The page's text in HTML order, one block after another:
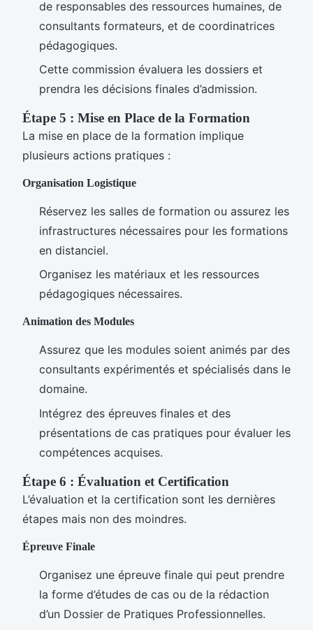
de responsables des ressources humaines, de
consultants formateurs, et de coordinatrices
pédagogiques.
Cette commission évaluera les dossiers et
prendra les décisions finales d’admission.
Étape 5 : Mise en Place de la Formation
La mise en place de la formation implique
plusieurs actions pratiques :
Organisation Logistique
Réservez les salles de formation ou assurez les
infrastructures nécessaires pour les formations
en distanciel.
Organisez les matériaux et les ressources
pédagogiques nécessaires.
Animation des Modules
Assurez que les modules soient animés par des
consultants expérimentés et spécialisés dans le
domaine.
Intégrez des épreuves finales et des
présentations de cas pratiques pour évaluer les
compétences acquises.
Étape 6 : Évaluation et Certification
L’évaluation et la certification sont les dernières
étapes mais non des moindres.
Épreuve Finale
Organisez une épreuve finale qui peut prendre
la forme d’études de cas ou de la rédaction
d’un Dossier de Pratiques Professionnelles.